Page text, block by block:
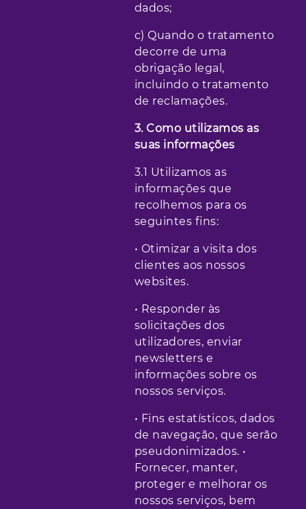
dados;
c) Quando o tratamento
decorre de uma
obrigação legal,
incluindo o tratamento
de reclamações.
3. Como utilizamos as
suas informações
3.1 Utilizamos as
informações que
recolhemos para os
seguintes fins:
• Otimizar a visita dos
clientes aos nossos
websites.
• Responder às
solicitações dos
utilizadores, enviar
newsletters e
informações sobre os
nossos serviços.
• Fins estatísticos, dados
de navegação, que serão
pseudonimizados. •
Fornecer, manter,
proteger e melhorar os
nossos serviços, bem